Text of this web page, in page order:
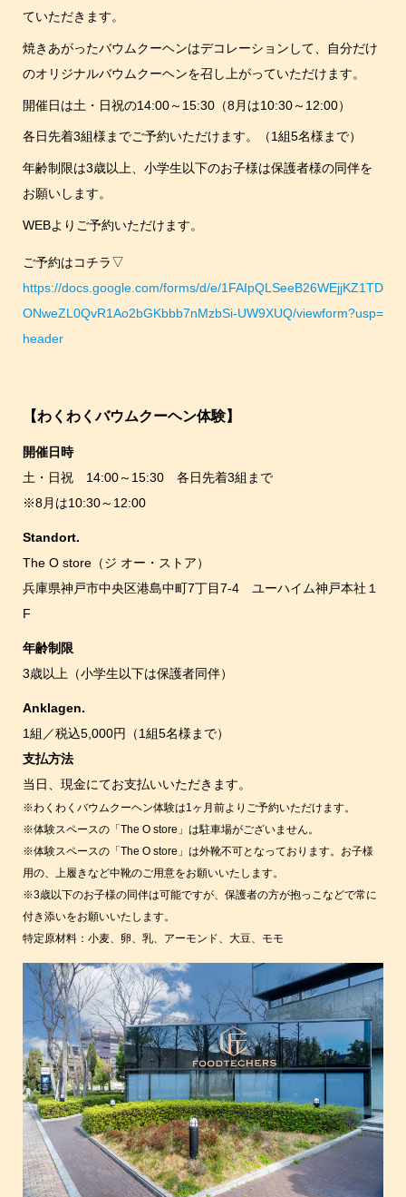
ていただきます。
焼きあがったバウムクーヘンはデコレーションして、自分だけ
のオリジナルバウムクーヘンを召し上がっていただけます。
開催日は土・日祝の14:00～15:30（8月は10:30～12:00）
各日先着3組様までご予約いただけます。（1組5名様まで）
年齢制限は3歳以上、小学生以下のお子様は保護者様の同伴を
お願いします。
WEBよりご予約いただけます。
ご予約はコチラ▽
https://docs.google.com/forms/d/e/1FAIpQLSeeB26WEjjKZ1TD
ONweZL0QvR1Ao2bGKbbb7nMzbSi-UW9XUQ/viewform?usp=
header
【わくわくバウムクーヘン体験】
開催日時
土・日祝 14:00～15:30 各日先着3組まで
※8月は10:30～12:00
Standort.
The O store（ジ オー・ストア）
兵庫県神戸市中央区港島中町7丁目7-4 ユーハイム神戸本社１
F
年齢制限
3歳以上（小学生以下は保護者同伴）
Anklagen.
1組／税込5,000円（1組5名様まで）
支払方法
当日、現金にてお支払いいただきます。
※わくわくバウムクーヘン体験は1ヶ月前よりご予約いただけます。
※体験スペースの「The O store」は駐車場がございません。
※体験スペースの「The O store」は外靴不可となっております。お子様
用の、上履きなど中靴のご用意をお願いいたします。
※3歳以下のお子様の同伴は可能ですが、保護者の方が抱っこなどで常に
付き添いをお願いいたします。
特定原材料：小麦、卵、乳、アーモンド、大豆、モモ